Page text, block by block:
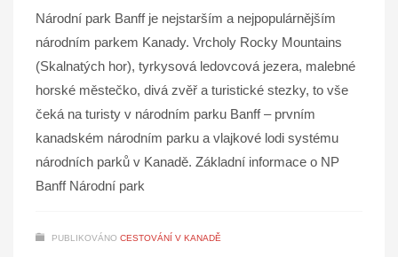
Národní park Banff je nejstarším a nejpopulárnějším
národním parkem Kanady. Vrcholy Rocky Mountains
(Skalnatých hor), tyrkysová ledovcová jezera, malebné
horské městečko, divá zvěř a turistické stezky, to vše
čeká na turisty v národním parku Banff – prvním
kanadském národním parku a vlajkové lodi systému
národních parků v Kanadě. Základní informace o NP
Banff Národní park
PUBLIKOVÁNO CESTOVÁNÍ V KANADĚ